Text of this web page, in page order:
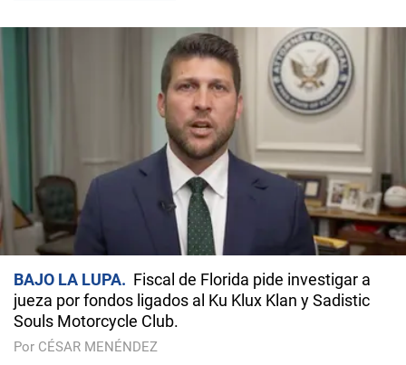
BAJO LA LUPA
Fiscal de Florida pide investigar a
jueza por fondos ligados al Ku Klux Klan y Sadistic
Souls Motorcycle Club.
Por CÉSAR MENÉNDEZ